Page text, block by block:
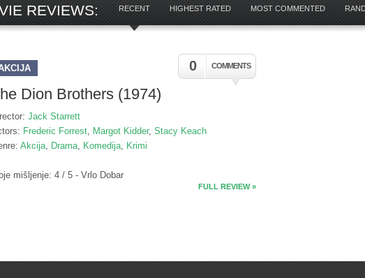
REVIEWS: RECENT HIGHEST RATED MOST COMMENTED
0 COMMENTS
Dion Brothers (1974)
Jack Starrett
Frederic Forrest, Margot Kidder, Stacy Keach
Akcija, Drama, Komedija, Krimi
mišljenje: 4 / 5 - Vrlo Dobar
FULL REVIEW »